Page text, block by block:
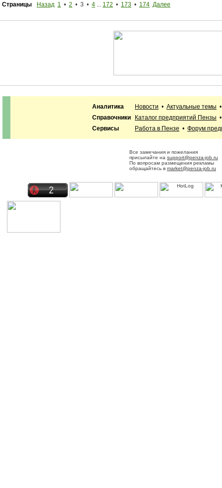
Страницы Назад 1 • 2 • 3 • 4 ... 172 • 173 • 174 Далее
Аналитика Новости • Актуальные темы
Справочники
Каталог предприятий Пензы
Сервисы
Работа в Пензе • Форум
Все замечания и пожелания
присылайте на support@penza-job.ru
По вопросам размещения рекламы
обращайтесь в market@penza-job.ru